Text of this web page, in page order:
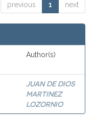
previous 1 next
Author(s)
JUAN DE DIOS
MARTINEZ
LOZORNIO